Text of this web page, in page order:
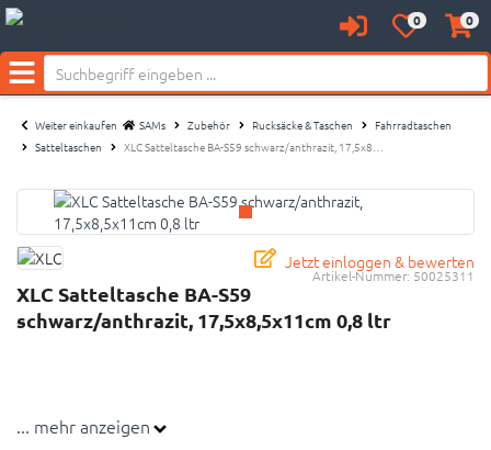
AnmeldenMerkzettel
aufklappen
0 0
Menü
Weiter einkaufen SAMs Zubehör Rucksäcke & Taschen
Fahrradtaschen
Satteltaschen
XLC Satteltasche BA-S59 schwarz/anthrazit, 17,5x8…
Jetzt einloggen & bewerten
Artikel-Nummer: 50025311
XLC Satteltasche BA-S59
schwarz/anthrazit, 17,5x8,5x11cm 0,8 ltr
... mehr anzeigen